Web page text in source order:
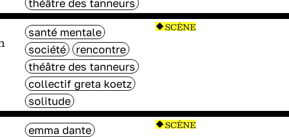
théâtre des tanneurs
santé mentale
société
rencontre
théâtre des tanneurs
collectif greta koetz
solitude
SCÈNE
emma dante
SCÈNE